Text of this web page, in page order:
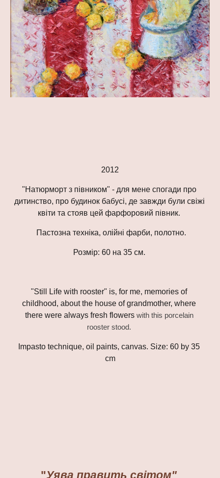
2012
"Натюрморт з півником" - для мене спогади про
дитинство, про будинок бабусі, де завжди були свіжі
квіти та стояв цей фарфоровий півник.
Пастозна техніка, олійні фарби, полотно.
Розмір: 60 на 35 см.
"Still Life with rooster" is, for me, memories of
childhood, about the house of grandmother, where
there were always fresh flowers with this porcelain
rooster stood.
Impasto technique, oil paints, canvas. Size: 60 by 35
cm
"Уява править світом"